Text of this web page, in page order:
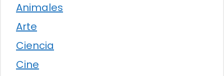
Animales
Arte
Ciencia
Cine